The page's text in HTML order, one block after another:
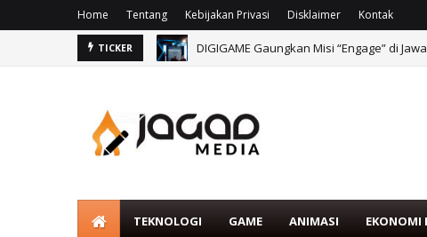
Home Tentang Kebijakan Privasi Disklaimer Kontak
TICKER DIGIGAME Gaungkan Misi “Engage” di
TEKNOLOGI GAME ANIMASI EKONOMI